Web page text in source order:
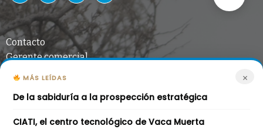
Contacto
Gerente comercial
×
MÁS LEÍDAS
De la sabiduría a la prospección estratégica
CIATI, el centro tecnológico de Vaca Muerta